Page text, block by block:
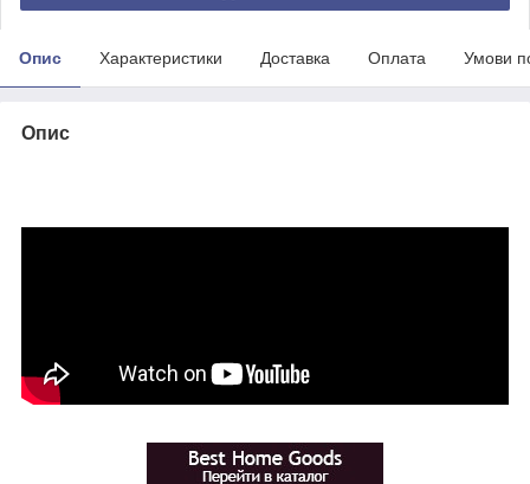
Опис Характеристики Доставка Оплата Умови
Опис